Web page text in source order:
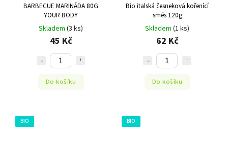
BARBECUE MARINÁDA 80G
YOUR BODY
Skladem (3 ks)
45 Kč
Do košíku
Bio italská česneková kořenící
směs 120g
Skladem (1 ks)
62 Kč
Do košíku
BIO BIO